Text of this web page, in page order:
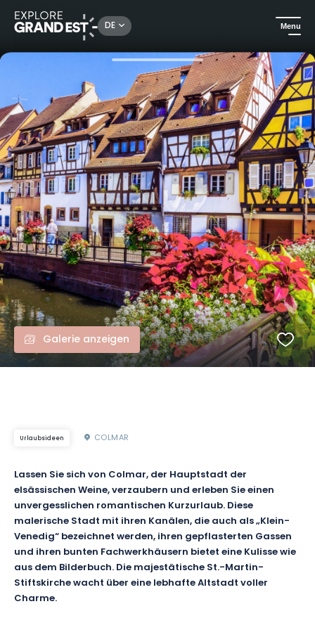
DE Menu
Sehenswertes in der Region Grand Est Romantischer Ausflug nach Colmar, der Hauptstadt der elsässischen Weine
Galerie anzeigen
Urlaubsideen COLMAR
Lassen Sie sich von Colmar, der Hauptstadt der
elsässischen Weine, verzaubern und erleben Sie einen
unvergesslichen romantischen Kurzurlaub. Diese
malerische Stadt mit ihren Kanälen, die auch als „Klein-
Venedig“ bezeichnet werden, ihren gepflasterten Gassen
und ihren bunten Fachwerkhäusern bietet eine Kulisse wie
aus dem Bilderbuch. Die majestätische St.-Martin-
Stiftskirche wacht über eine lebhafte Altstadt voller
Charme.